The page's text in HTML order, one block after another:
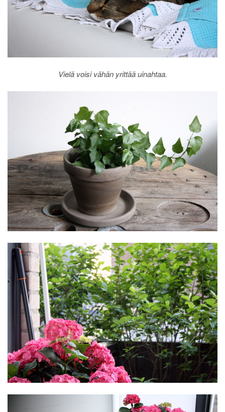
Vielä voisi vähän yrittää uinahtaa.